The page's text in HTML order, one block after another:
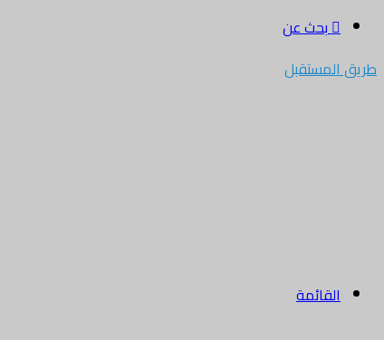
بحث عن
طريق المستقبل
القائمة